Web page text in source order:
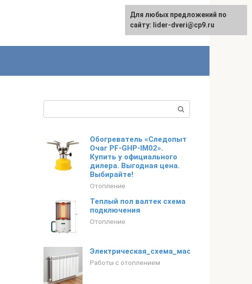
English
Обогреватель «Следопыт
Очаг PF-GHP-IM02».
Купить у официального
дилера. Выгодная цена.
Выбирайте!
Отопление
Теплый пол валтек схема
подключения
Отопление
Работы с отоплением
Для любых предложений по
сайту: lider-dveri@cp9.ru